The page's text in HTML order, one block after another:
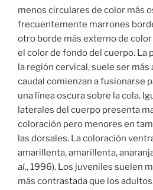
menos circulares de color más
frecuentemente marrones
otro borde más externo de
el color de fondo del cuerpo. La
la región cervical, suele ser más
caudal comienzan a fusionarse
una línea oscura sobre la cola.
laterales del cuerpo presenta
coloración pero menores en
las dorsales. La coloración
amarillenta, amarillenta,
al., 1996). Los juveniles suelen
más contrastada que los